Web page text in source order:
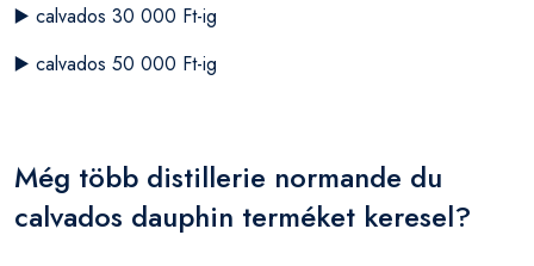
▶️ calvados 30 000 Ft-ig
▶️ calvados 50 000 Ft-ig
Még több distillerie normande du
calvados dauphin terméket keresel?